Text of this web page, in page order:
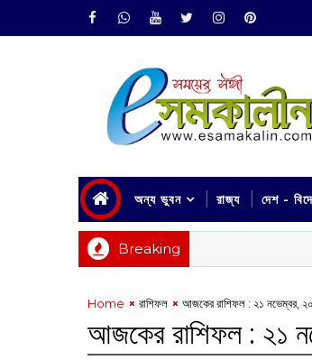
অন্য ভুবন রাজ্য দেশ -
Breaking
Home রাশিফল আজকের রাশিফল : ২১ নভেম্বর,
আজকের রাশিফল : ২১